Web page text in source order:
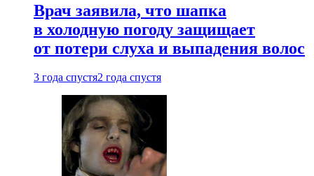
Врач заявила, что шапка
в холодную погоду защищает
от потери слуха и выпадения волос
3 года спустя2 года спустя